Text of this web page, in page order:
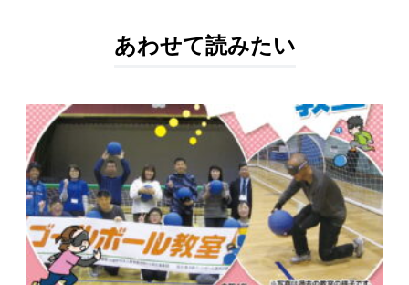
あわせて読みたい